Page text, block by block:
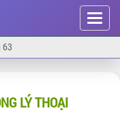
Hiện
menu
63
LÝ THOẠI